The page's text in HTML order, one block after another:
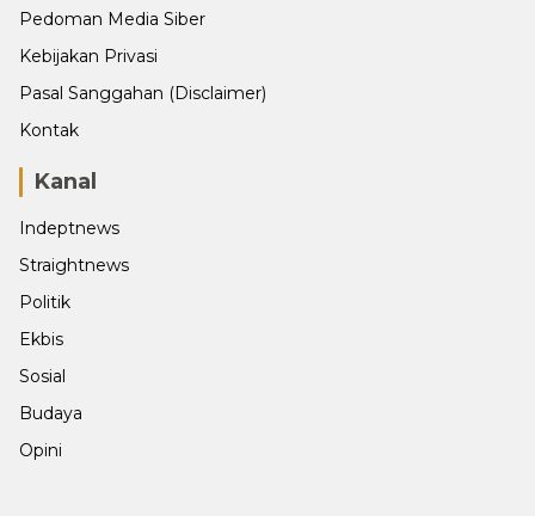
Pedoman Media Siber
Kebijakan Privasi
Pasal Sanggahan (Disclaimer)
Kontak
Kanal
Indeptnews
Straightnews
Politik
Ekbis
Sosial
Budaya
Opini